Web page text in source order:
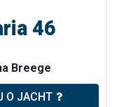
46
Breege
O JACHT